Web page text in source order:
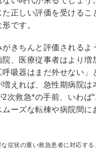
正しい評価を受ける
です。
きちんと評価される
、医療従事者はより
吸器はまだ外せない
えれば、急性期病院
2次救急*の手前、いわば
ーズな転棟や病院間
症状の重い救急患者に対応する